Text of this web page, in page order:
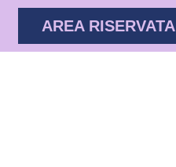
AREA RISERVATA